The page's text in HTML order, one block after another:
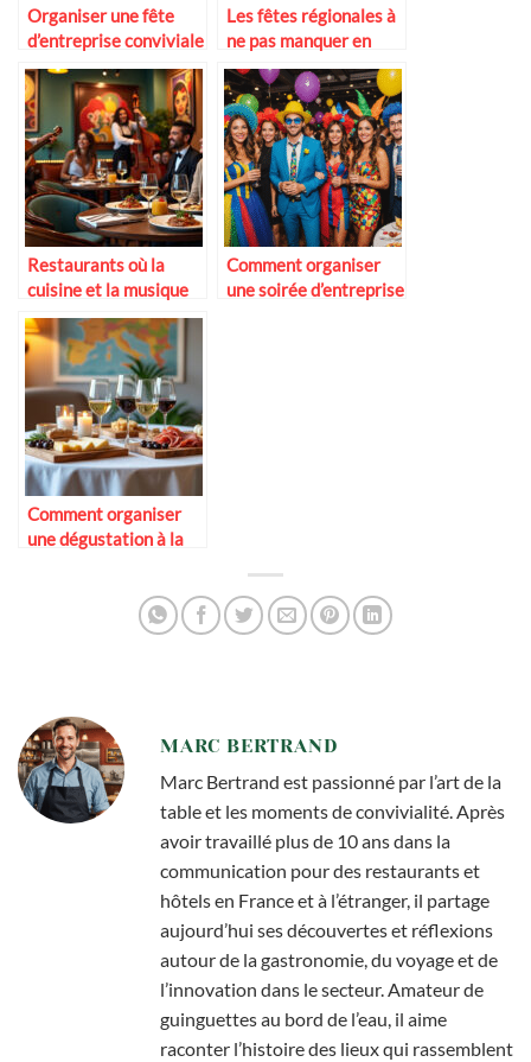
Organiser une fête
d’entreprise conviviale
Les fêtes régionales à
ne pas manquer en
France
Restaurants où la
cuisine et la musique
s’unissent
Comment organiser
une soirée d’entreprise
Comment organiser
une dégustation à la
MARC BERTRAND
Marc Bertrand est passionné par l’art de la
table et les moments de convivialité. Après
avoir travaillé plus de 10 ans dans la
communication pour des restaurants et
hôtels en France et à l’étranger, il partage
aujourd’hui ses découvertes et réflexions
autour de la gastronomie, du voyage et de
l’innovation dans le secteur. Amateur de
guinguettes au bord de l’eau, il aime
raconter l’histoire des lieux qui rassemblent